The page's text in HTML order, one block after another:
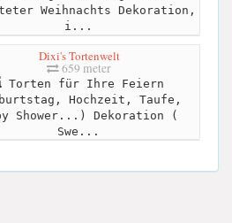
Weihnachts Dekoration,
i...
Dixi's Tortenwelt
659 meter
Torten für Ihre Feiern
Hochzeit, Taufe,
Shower...) Dekoration (
Swe...